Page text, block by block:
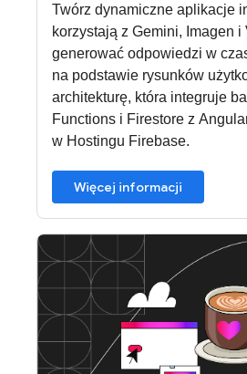
Twórz dynamiczne aplikacje
korzystają z Gemini, Imagen i
generować odpowiedzi w
na podstawie rysunków
architekturę, która integruje
Functions i Firestore z
w Hostingu Firebase.
Więcej informacji